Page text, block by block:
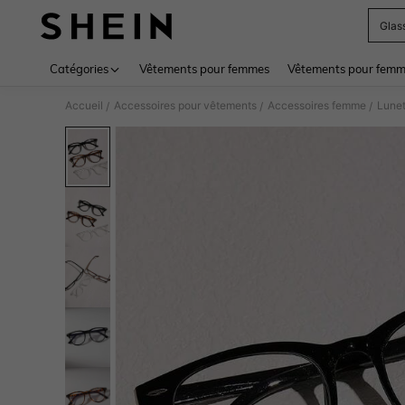
Catégories Vêtements pour femmes Vêtements pour
Accueil / Accessoires pour vêtements / Accessoires femme /